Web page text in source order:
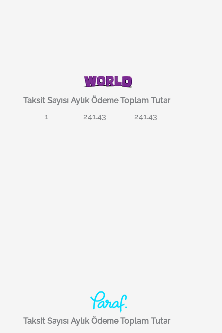
Taksit Sayısı Aylık Ödeme Toplam Tutar
1
241.43 241.43
Taksit Sayısı Aylık Ödeme Toplam Tutar